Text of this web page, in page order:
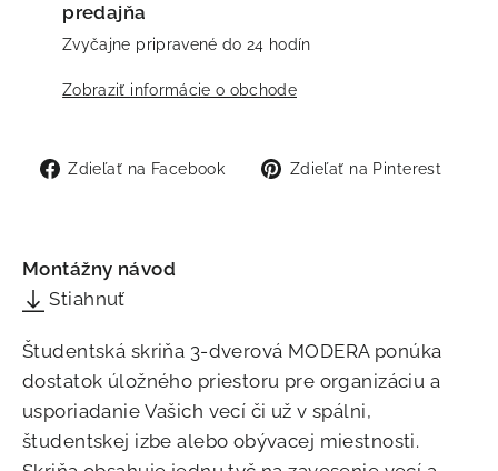
predajňa
Zvyčajne pripravené do 24 hodín
Zobraziť informácie o obchode
Zdieľať na Facebook
ZdieľaťZdieľať na Pinterest
Montážny návod
Stiahnuť
Študentská skriňa 3-dverová MODERA ponúka
dostatok úložného priestoru pre organizáciu a
usporiadanie Vašich vecí či už v spálni,
študentskej izbe alebo obývacej miestnosti.